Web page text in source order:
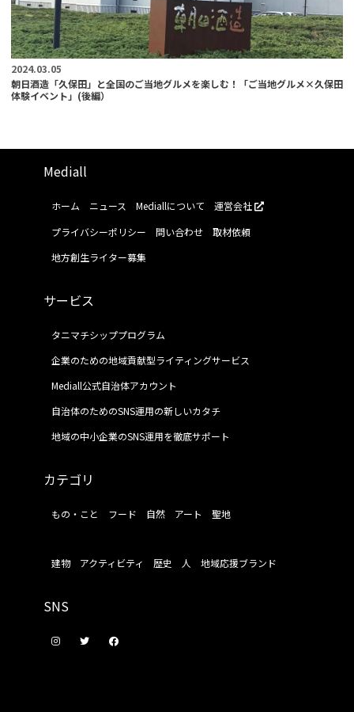
2024.03.05
朝日酒造「久保田」と全国のご当地グルメを楽しむ！「ご当地グルメ×久保田
体験イベント」(後編）
Mediall
ホーム ニュース Mediallについて
運営会社
プライバシーポリシー
問い合わせ
取材依頼
地方創生ライター募集
サービス
タニマチシッププログラム
企業のための地域貢献型ライティングサービス
Mediall公式自治体アカウント
自治体のためのSNS運用の新しいカタチ
地域の中小企業のSNS運用を徹底サポート
カテゴリ
もの・こと フード 自然 アート 聖地
建物 アクティビティ 歴史 人 地域応援ブランド
SNS